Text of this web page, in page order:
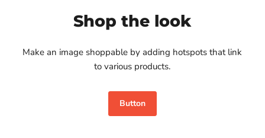
Shop the look
Make an image shoppable by adding hotspots that link
to various products.
Button